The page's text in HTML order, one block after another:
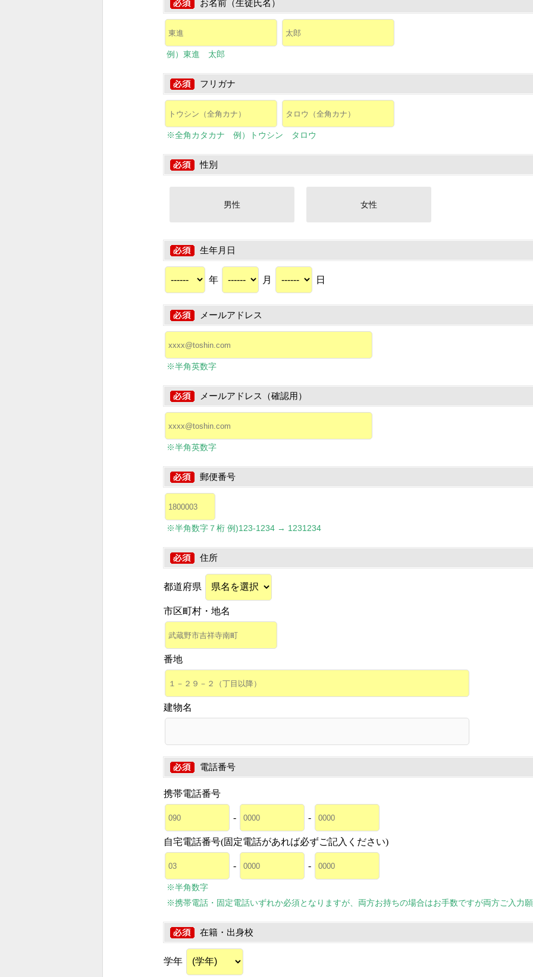
お名前（生徒氏名）
例）東進 太郎
フリガナ
※全角カタカナ 例）トウシン タロウ
性別
男性 女性
生年月日
年 月 日
メールアドレス
※半角英数字
メールアドレス（確認用）
※半角英数字
郵便番号
※半角数字７桁 例)123-1234 → 1231234
住所
都道府県
市区町村・地名
番地
建物名
電話番号
携帯電話番号
- -
自宅電話番号(固定電話があれば必ずご記入ください)
- -
※半角数字
※携帯電話・固定電話いずれか必須となりますが、両方お持ちの場合はお手数ですが両方ご入力
在籍・出身校
学年